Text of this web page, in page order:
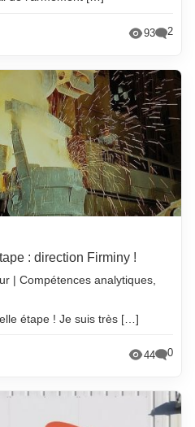
93 2
: direction Firminy !
| Compétences analytiques,
étape ! Je suis très […]
44 0